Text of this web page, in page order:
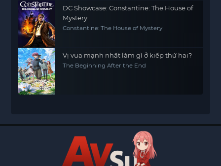
DC Showcase: Constantine: The House of
Mystery
Constantine: The House of Mystery
Vị vua mạnh nhất làm gì ở kiếp thứ hai?
The Beginning After the End